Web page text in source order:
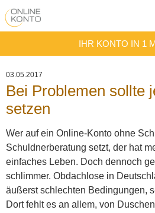
IHR KONTO IN 1
03.05.2017
Bei Problemen sollte
setzen
Wer auf ein Online-Konto ohne
Schuldnerberatung setzt, der hat
einfaches Leben. Doch dennoch
schlimmer. Obdachlose in
äußerst schlechten Bedingungen,
Dort fehlt es an allem, von